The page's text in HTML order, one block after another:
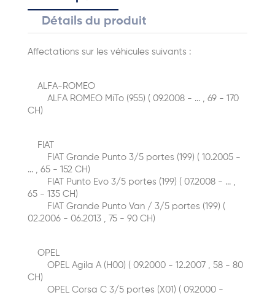
Détails du produit
Affectations sur les véhicules suivants :
ALFA-ROMEO
ALFA ROMEO MiTo (955) ( 09.2008 - ... , 69 - 170
CH)
FIAT
FIAT Grande Punto 3/5 portes (199) ( 10.2005 -
... , 65 - 152 CH)
FIAT Punto Evo 3/5 portes (199) ( 07.2008 - ... ,
65 - 135 CH)
FIAT Grande Punto Van / 3/5 portes (199) (
02.2006 - 06.2013 , 75 - 90 CH)
OPEL
OPEL Agila A (H00) ( 09.2000 - 12.2007 , 58 - 80
CH)
OPEL Corsa C 3/5 portes (X01) ( 09.2000 -